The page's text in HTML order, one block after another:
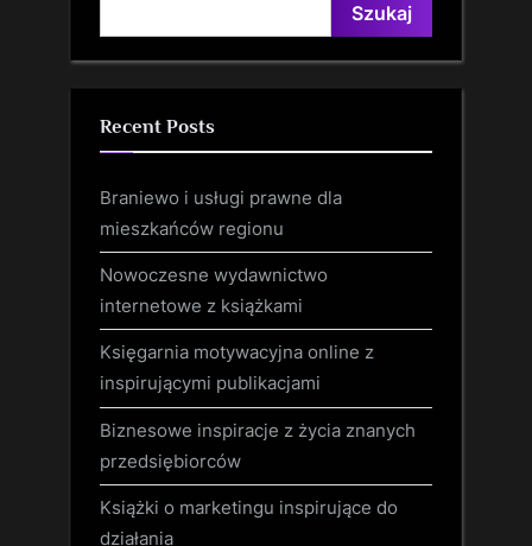
Szukaj
Recent Posts
Braniewo i usługi prawne dla
mieszkańców regionu
Nowoczesne wydawnictwo
internetowe z książkami
Księgarnia motywacyjna online z
inspirującymi publikacjami
Biznesowe inspiracje z życia znanych
przedsiębiorców
Książki o marketingu inspirujące do
działania